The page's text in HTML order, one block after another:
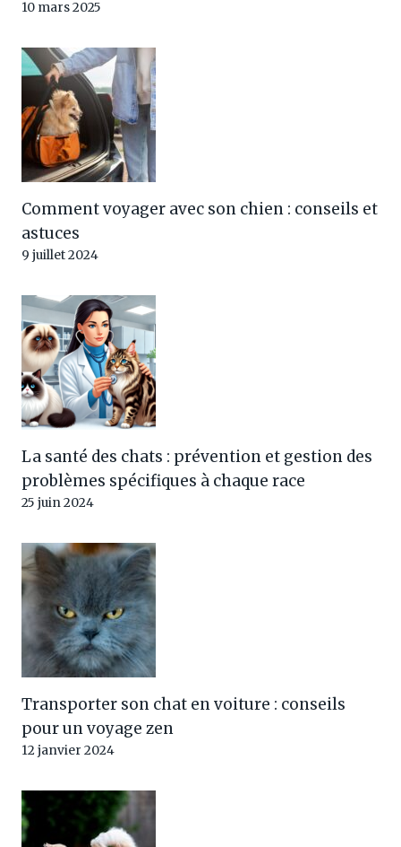
10 mars 2025
Comment voyager avec son chien : conseils et
astuces
9 juillet 2024
La santé des chats : prévention et gestion des
problèmes spécifiques à chaque race
25 juin 2024
Transporter son chat en voiture : conseils
pour un voyage zen
12 janvier 2024